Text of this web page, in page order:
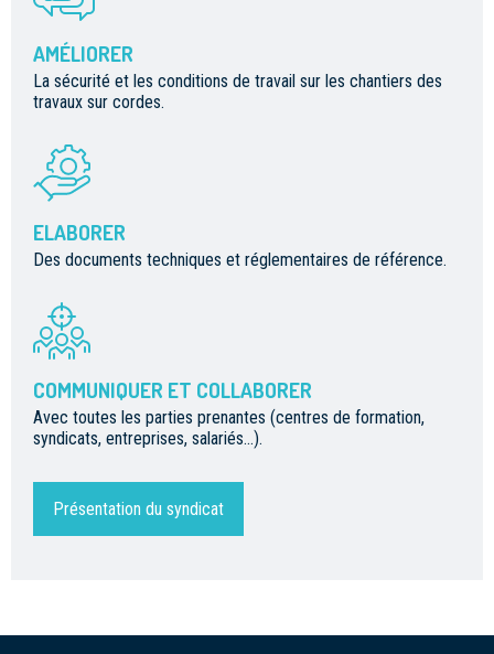
AMÉLIORER
La sécurité et les conditions de travail sur les chantiers des
travaux sur cordes.
ELABORER
Des documents techniques et réglementaires de référence.
COMMUNIQUER ET COLLABORER
Avec toutes les parties prenantes (centres de formation,
syndicats, entreprises, salariés...).
Présentation du syndicat